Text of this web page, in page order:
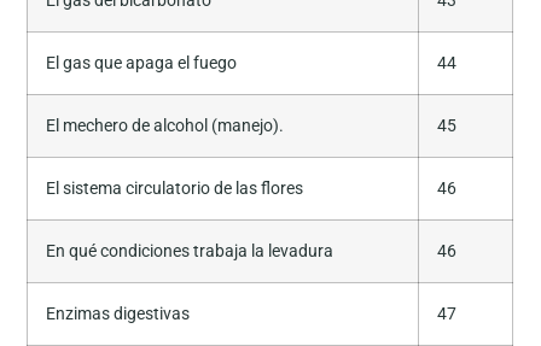
El gas que apaga el fuego 44
El mechero de alcohol (manejo). 45
El sistema circulatorio de las flores 46
En qué condiciones trabaja la levadura 46
Enzimas digestivas 47